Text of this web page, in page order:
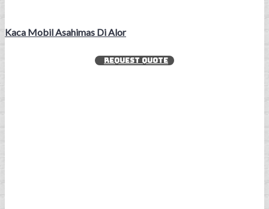
Kaca Mobil Asahimas Di Alor
REQUEST QUOTE